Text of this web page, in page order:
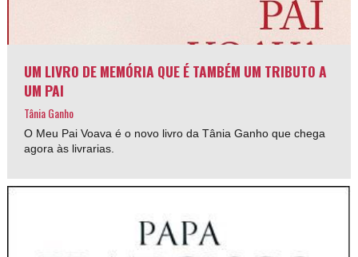
UM LIVRO DE MEMÓRIA QUE É TAMBÉM UM TRIBUTO A
UM PAI
Tânia Ganho
O Meu Pai Voava é o novo livro da Tânia Ganho que chega
agora às livrarias.